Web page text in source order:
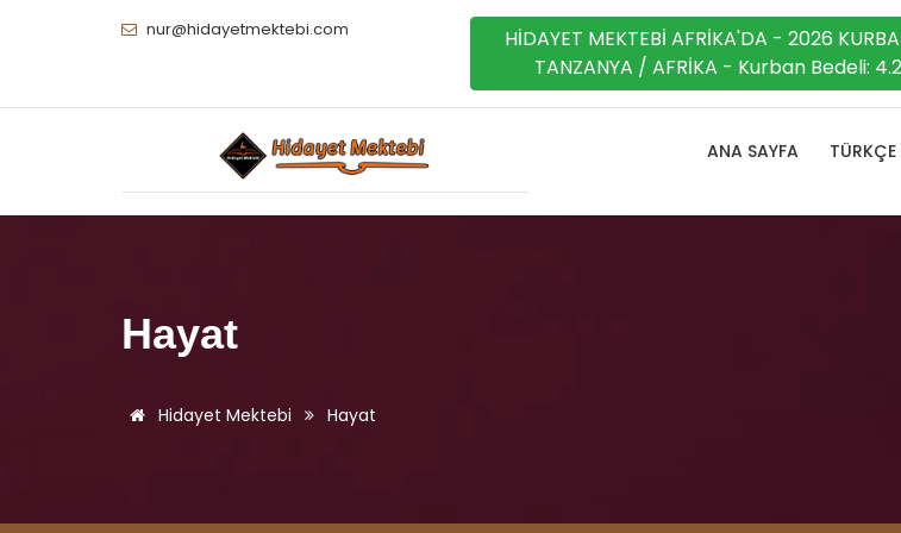
nur@hidayetmektebi.com
HİDAYET MEKTEBİ AFRİKA'DA - 2026
TANZANYA / AFRİKA - Kurban Bedeli:
ANA SAYFA TÜRKÇE
Hayat
Hidayet Mektebi Hayat